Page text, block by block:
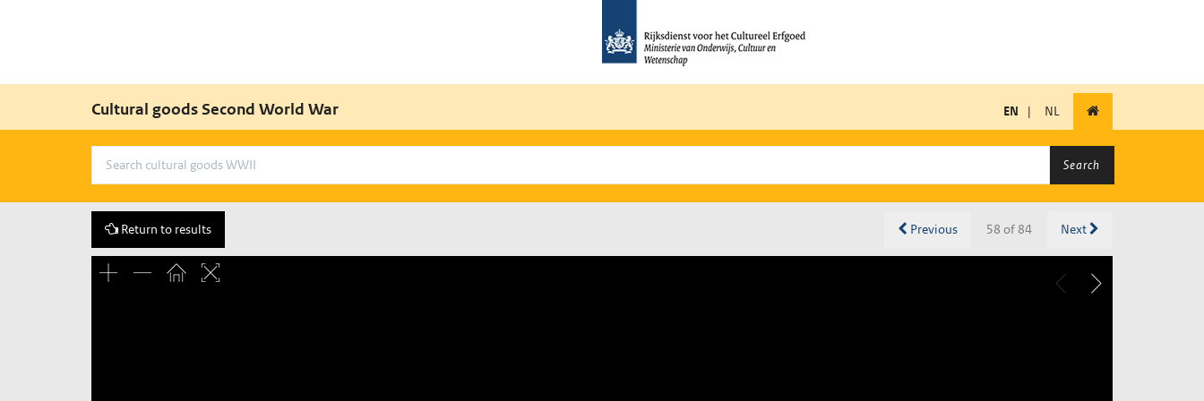
Cultural goods Second World War EN | NL
Search
Return to results Previous 58 of 84 Next